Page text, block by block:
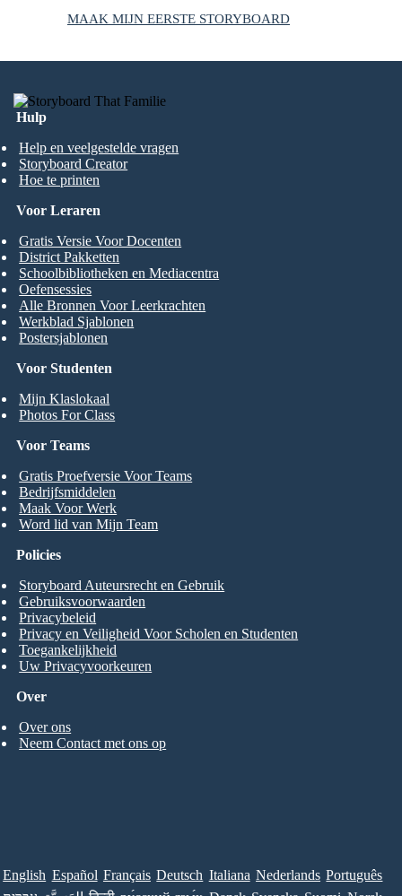
MAAK MIJN EERSTE STORYBOARD
Hulp
Help en veelgestelde vragen
Storyboard Creator
Hoe te printen
Voor Studenten
Mijn Klaslokaal
Photos For Class
Voor Leraren
Gratis Versie Voor Docenten
District Pakketten
Schoolbibliotheken en Mediacentra
Oefensessies
Alle Bronnen Voor Leerkrachten
Werkblad Sjablonen
Postersjablonen
Voor Teams
Gratis Proefversie Voor Teams
Bedrijfsmiddelen
Maak Voor Werk
Word lid van Mijn Team
Over
Over ons
Neem Contact met ons op
Policies
Storyboard Auteursrecht en Gebruik
Gebruiksvoorwaarden
Privacybeleid
Privacy en Veiligheid Voor Scholen en Studenten
Toegankelijkheid
Uw Privacyvoorkeuren
English Español Français Deutsch Italiana Nederlands Português